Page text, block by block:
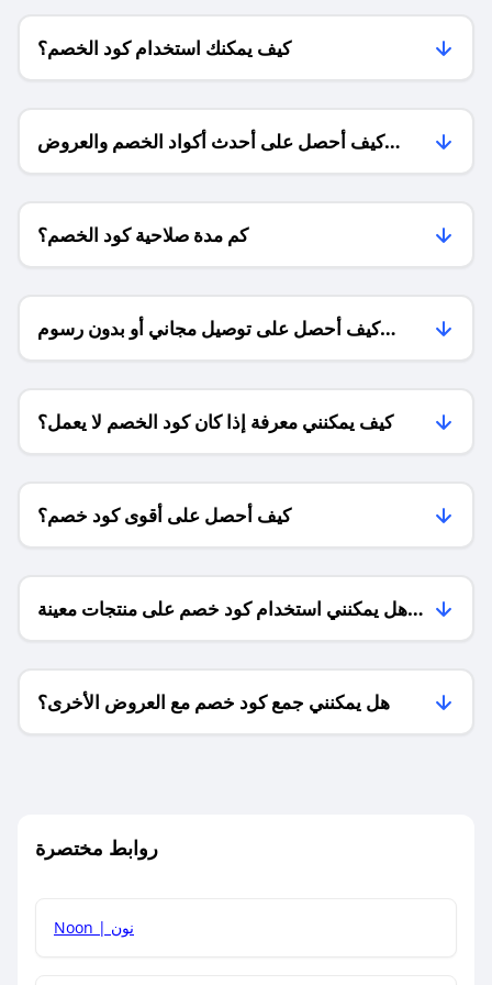
كيف يمكنك استخدام كود الخصم؟
كيف أحصل على أحدث أكواد الخصم والعروض
للمتاجر؟
كم مدة صلاحية كود الخصم؟
كيف أحصل على توصيل مجاني أو بدون رسوم
الشحن ؟
كيف يمكنني معرفة إذا كان كود الخصم لا يعمل؟
كيف أحصل على أقوى كود خصم؟
هل يمكنني استخدام كود خصم على منتجات معينة
فقط؟
هل يمكنني جمع كود خصم مع العروض الأخرى؟
روابط مختصرة
Noon | نون